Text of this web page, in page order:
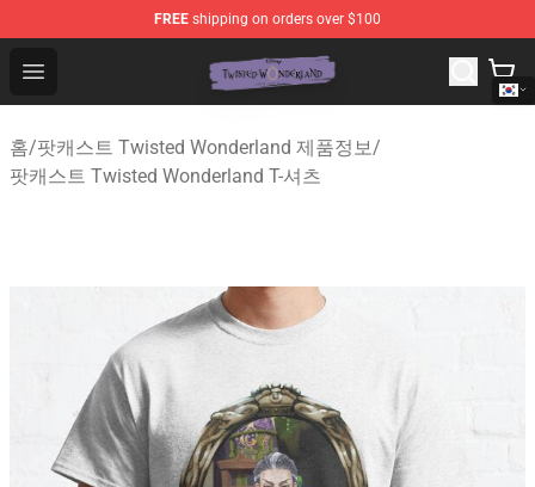
FREE shipping on orders over $100
Open menu
Twisted Wonderland Store - Official Twisted
홈/팟캐스트 Twisted Wonderland 제품정보/
팟캐스트 Twisted Wonderland T-셔츠